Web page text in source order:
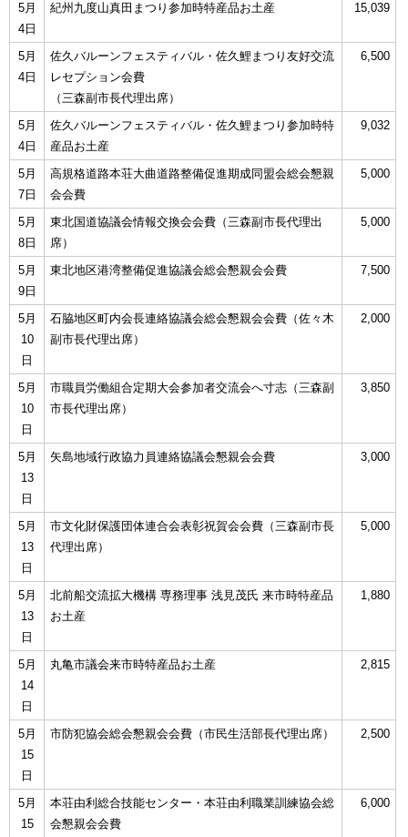
5月
4日
紀州九度山真田まつり参加時特産品お土産 15,039
5月
4日
佐久バルーンフェスティバル・佐久鯉まつり友好交流
レセプション会費
（三森副市長代理出席）
6,500
5月
4日
佐久バルーンフェスティバル・佐久鯉まつり参加時特
産品お土産
9,032
5月
7日
高規格道路本荘大曲道路整備促進期成同盟会総会懇親
会会費
5,000
5月
8日
東北国道協議会情報交換会会費（三森副市長代理出
席）
5,000
5月
9日
東北地区港湾整備促進協議会総会懇親会会費 7,500
5月
10
日
石脇地区町内会長連絡協議会総会懇親会会費（佐々木
副市長代理出席）
2,000
5月
10
日
市職員労働組合定期大会参加者交流会へ寸志（三森副
市長代理出席）
3,850
5月
13
日
矢島地域行政協力員連絡協議会懇親会会費 3,000
5月
13
日
市文化財保護団体連合会表彰祝賀会会費（三森副市長
代理出席）
5,000
5月
13
日
北前船交流拡大機構 専務理事 浅見茂氏 来市時特産品
お土産
1,880
5月
14
日
丸亀市議会来市時特産品お土産 2,815
5月
15
日
市防犯協会総会懇親会会費（市民生活部長代理出席） 2,500
5月
15
本荘由利総合技能センター・本荘由利職業訓練協会総
会懇親会会費
6,000